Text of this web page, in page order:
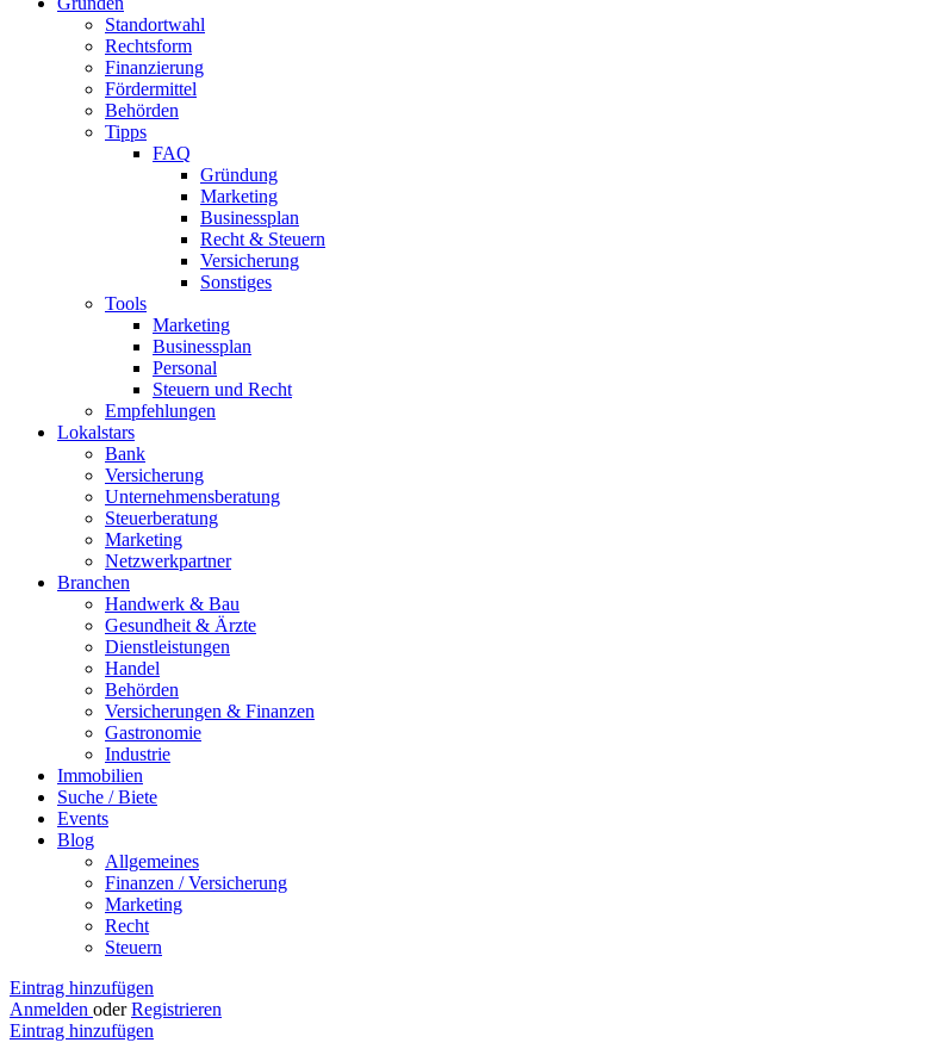
Standortwahl
Rechtsform
Finanzierung
Fördermittel
Behörden
Tipps
FAQ
Gründung
Marketing
Businessplan
Recht & Steuern
Versicherung
Sonstiges
Tools
Marketing
Businessplan​
Personal
Steuern und Recht
Empfehlungen
Lokalstars
Bank
Versicherung
Unternehmensberatung
Steuerberatung
Marketing
Netzwerkpartner
Branchen
Handwerk & Bau
Gesundheit & Ärzte
Dienstleistungen
Handel
Behörden
Versicherungen & Finanzen
Gastronomie
Industrie
Immobilien
Suche / Biete
Events
Blog
Allgemeines
Finanzen / Versicherung
Marketing
Recht
Steuern
Eintrag hinzufügen
Anmelden oder Registrieren
Eintrag hinzufügen